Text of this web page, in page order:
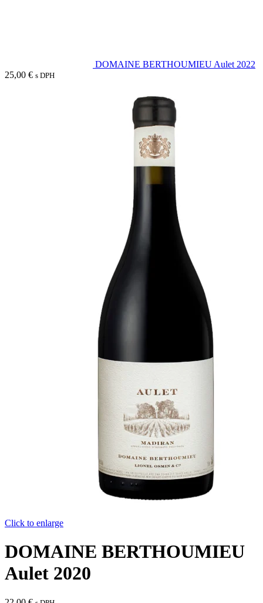
DOMAINE BERTHOUMIEU Aulet 2022
25,00 € s DPH
Click to enlarge
DOMAINE BERTHOUMIEU
Aulet 2020